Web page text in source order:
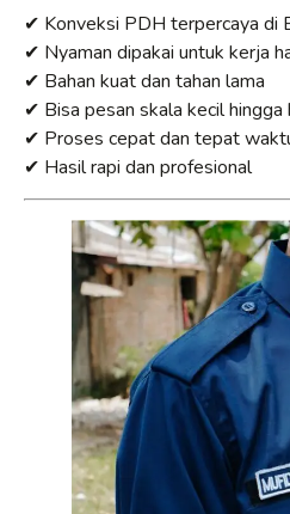
✔ Konveksi PDH terpercaya di
✔ Nyaman dipakai untuk kerja
✔ Bahan kuat dan tahan lama
✔ Bisa pesan skala kecil hingga
✔ Proses cepat dan tepat
✔ Hasil rapi dan profesional